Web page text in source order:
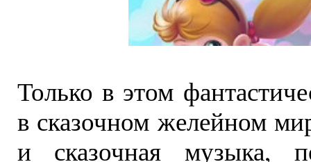
Только в этом
в сказочном желейном
и сказочная музыка,